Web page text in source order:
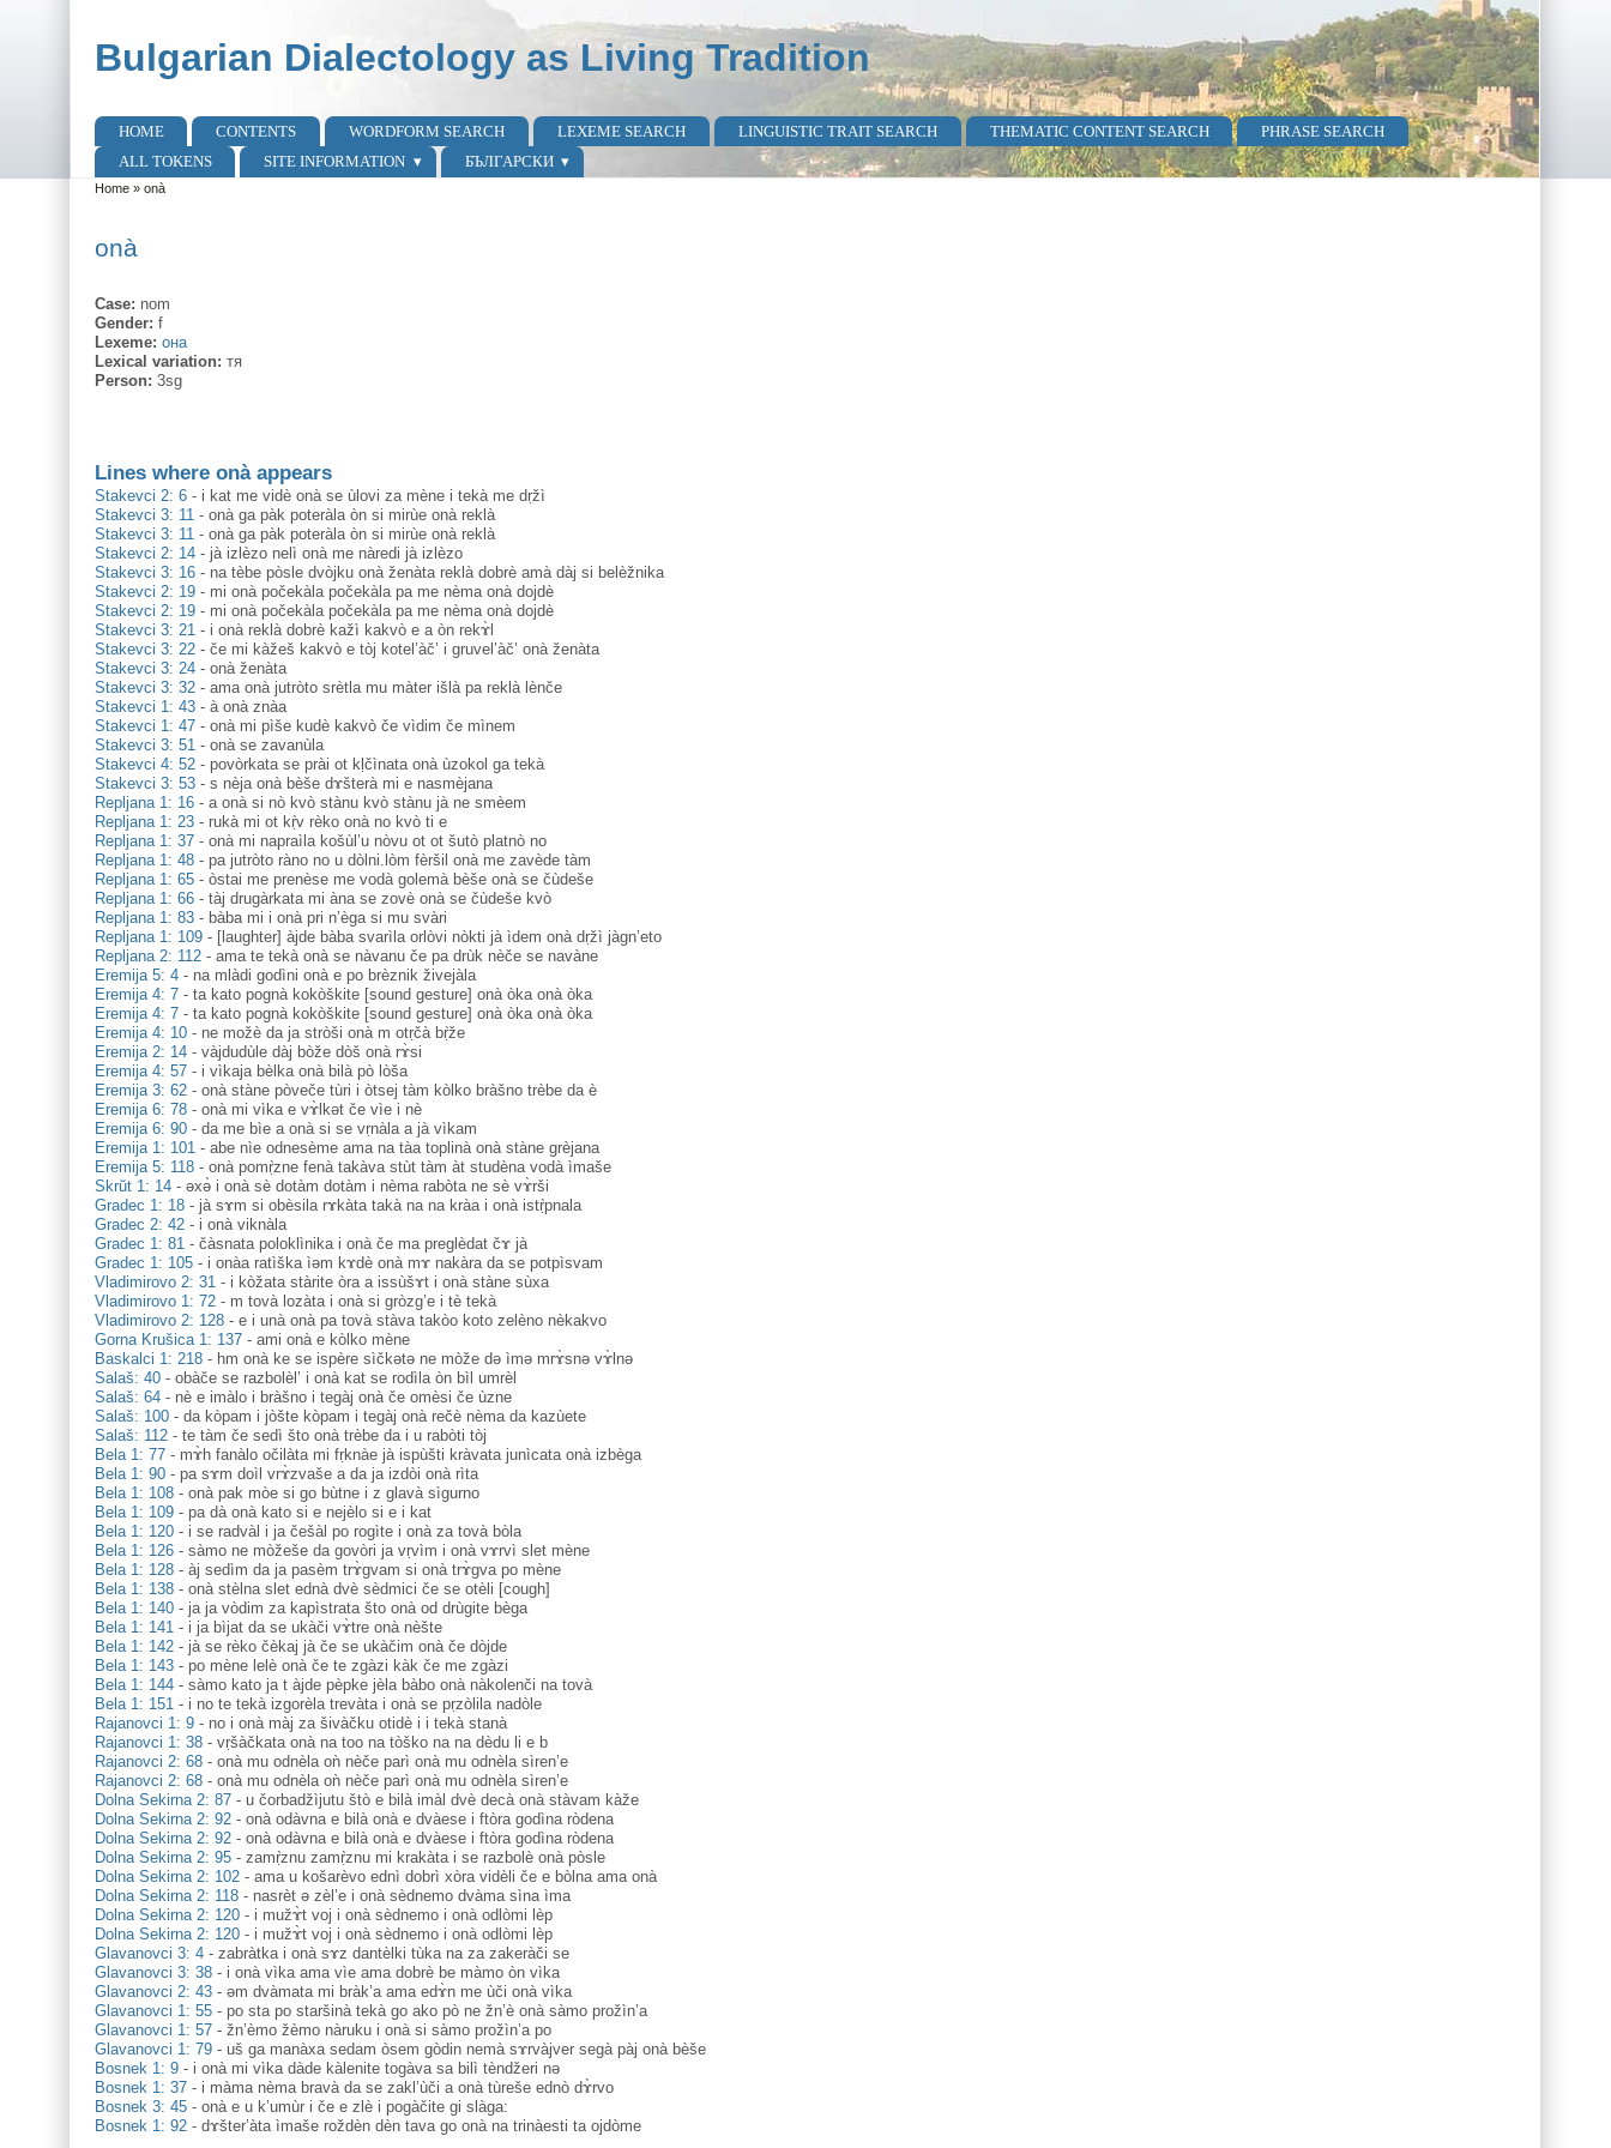
Bulgarian Dialectology as Living Tradition
Main menu
HOME CONTENTS WORDFORM SEARCH LEXEME SEARCH LINGUISTIC TRAIT SEARCH THEMATIC CONTENT SEARCH
PHRASE SEARCH
ALL TOKENS
SITE INFORMATION БЪЛГАРСКИ
You are here
Home» onà
onà
Case: nom
Gender: f
Lexeme: она
Lexical variation: тя
Person: 3sg
Lines where onà appears
Stakevci 2: 6 - i kat me vidè onà se ùlovi za mène i tekà me dṛžì
Stakevci 3: 11 - onà ga pàk poteràla òn si mirùe onà reklà
Stakevci 3: 11 - onà ga pàk poteràla òn si mirùe onà reklà
Stakevci 2: 14 - jà izlèzo nelì onà me nàredi jà izlèzo
Stakevci 3: 16 - na tèbe pòsle dvòjku onà ženàta reklà dobrè amà dàj si belèžnika
Stakevci 2: 19 - mi onà počekàla počekàla pa me nèma onà dojdè
Stakevci 2: 19 - mi onà počekàla počekàla pa me nèma onà dojdè
Stakevci 3: 21 - i onà reklà dobrè kažì kakvò e a òn rekɤ̀l
Stakevci 3: 22 - če mi kàžeš kakvò e tòj kotel’àč’ i gruvel’àč’ onà ženàta
Stakevci 3: 24 - onà ženàta
Stakevci 3: 32 - ama onà jutròto srètla mu màter išlà pa reklà lènče
Stakevci 1: 43 - à onà znàa
Stakevci 1: 47 - onà mi pìše kudè kakvò če vìdim če mìnem
Stakevci 3: 51 - onà se zavanùla
Stakevci 4: 52 - povòrkata se prài ot kḷčìnata onà ùzokol ga tekà
Stakevci 3: 53 - s nèja onà bèše dɤšterà mi e nasmèjana
Repljana 1: 16 - a onà si nò kvò stànu kvò stànu jà ne smèem
Repljana 1: 23 - rukà mi ot kṛ̀v rèko onà no kvò ti e
Repljana 1: 37 - onà mi napraìla košùl’u nòvu ot ot šutò platnò no
Repljana 1: 48 - pa jutròto ràno no u dòlni.lòm fèršil onà me zavède tàm
Repljana 1: 65 - òstai me prenèse me vodà golemà bèše onà se čùdeše
Repljana 1: 66 - tàj drugàrkata mi àna se zovè onà se čùdeše kvò
Repljana 1: 83 - bàba mi i onà pri n’èga si mu svàri
Repljana 1: 109 - [laughter] àjde bàba svarìla orlòvi nòkti jà ìdem onà dṛžì jàgn’eto
Repljana 2: 112 - ama te tekà onà se nàvanu če pa drùk nèče se navàne
Eremija 5: 4 - na mlàdi godìni onà e po brèznik živejàla
Eremija 4: 7 - ta kato pognà kokòškite [sound gesture] onà òka onà òka
Eremija 4: 7 - ta kato pognà kokòškite [sound gesture] onà òka onà òka
Eremija 4: 10 - ne možè da ja stròši onà m otṛčà bṛ̀že
Eremija 2: 14 - vàjdudùle dàj bòže dòš onà rɤ̀si
Eremija 4: 57 - i vìkaja bèlka onà bilà pò lòša
Eremija 3: 62 - onà stàne pòveče tùri i òtsej tàm kòlko bràšno trèbe da è
Eremija 6: 78 - onà mi vìka e vɤ̀lkət če vìe i nè
Eremija 6: 90 - da me bìe a onà si se vṛnàla a jà vìkam
Eremija 1: 101 - abe nìe odnesème ama na tàa toplinà onà stàne grèjana
Eremija 5: 118 - onà pomṛ̀zne fenà takàva stùt tàm àt studèna vodà ìmaše
Skrŭt 1: 14 - əxə̀ i onà sè dotàm dotàm i nèma rabòta ne sè vɤ̀rši
Gradec 1: 18 - jà sɤm si obèsila rɤkàta takà na na kràa i onà istṛ̀pnala
Gradec 2: 42 - i onà viknàla
Gradec 1: 81 - čàsnata poloklìnika i onà če ma preglèdat čɤ jà
Gradec 1: 105 - i onàa ratìška ìəm kɤdè onà mɤ nakàra da se potpìsvam
Vladimirovo 2: 31 - i kòžata stàrite òra a issùšɤt i onà stàne sùxa
Vladimirovo 1: 72 - m tovà lozàta i onà si gròzg’e i tè tekà
Vladimirovo 2: 128 - e i unà onà pa tovà stàva takòo koto zelèno nèkakvo
Gorna Krušica 1: 137 - ami onà e kòlko mène
Baskalci 1: 218 - hm onà ke se ispère sìčkәtә ne mòže dә ìmә mrɤ̀snә vɤ̀lnә
Salaš: 40 - obàče se razbolèl’ i onà kat se rodìla òn bìl umrèl
Salaš: 64 - nè e imàlo i bràšno i tegàj onà če omèsi če ùzne
Salaš: 100 - da kòpam i jòšte kòpam i tegàj onà rečè nèma da kazùete
Salaš: 112 - te tàm če sedì što onà trèbe da i u rabòti tòj
Bela 1: 77 - mɤ̀h fanàlo očilàta mi fṛknàe jà ispùšti kràvata junìcata onà izbèga
Bela 1: 90 - pa sɤm doìl vrɤ̀zvaše a da ja izdòi onà rìta
Bela 1: 108 - onà pak mòe si go bùtne i z glavà sìgurno
Bela 1: 109 - pa dà onà kato si e nejèlo si e i kat
Bela 1: 120 - i se radvàl i ja češàl po rogìte i onà za tovà bòla
Bela 1: 126 - sàmo ne mòžeše da govòri ja vṛvìm i onà vɤrvì slet mène
Bela 1: 128 - àj sedìm da ja pasèm trɤ̀gvam si onà trɤ̀gva po mène
Bela 1: 138 - onà stèlna slet ednà dvè sèdmici če se otèli [cough]
Bela 1: 140 - ja ja vòdim za kapìstrata što onà od drùgite bèga
Bela 1: 141 - i ja bìjat da se ukàči vɤ̀tre onà nèšte
Bela 1: 142 - jà se rèko čèkaj jà če se ukàčim onà če dòjde
Bela 1: 143 - po mène lelè onà če te zgàzi kàk če me zgàzi
Bela 1: 144 - sàmo kato ja t àjde pèpke jèla bàbo onà nàkolenči na tovà
Bela 1: 151 - i no te tekà izgorèla trevàta i onà se pṛzòlila nadòle
Rajanovci 1: 9 - no i onà màj za šivàčku otidè i i tekà stanà
Rajanovci 1: 38 - vṛšàčkata onà na too na tòško na na dèdu li e b
Rajanovci 2: 68 - onà mu odnèla oǹ nèče parì onà mu odnèla sìren’e
Rajanovci 2: 68 - onà mu odnèla oǹ nèče parì onà mu odnèla sìren’e
Dolna Sekirna 2: 87 - u čorbadžìjutu štò e bilà imàl dvè decà onà stàvam kàže
Dolna Sekirna 2: 92 - onà odàvna e bilà onà e dvàese i ftòra godìna ròdena
Dolna Sekirna 2: 92 - onà odàvna e bilà onà e dvàese i ftòra godìna ròdena
Dolna Sekirna 2: 95 - zamṛ̀znu zamṛ̀znu mi krakàta i se razbolè onà pòsle
Dolna Sekirna 2: 102 - ama u košarèvo ednì dobrì xòra vidèli če e bòlna ama onà
Dolna Sekirna 2: 118 - nasrèt ə zèl’e i onà sèdnemo dvàma sìna ìma
Dolna Sekirna 2: 120 - i mužɤ̀t voj i onà sèdnemo i onà odlòmi lèp
Dolna Sekirna 2: 120 - i mužɤ̀t voj i onà sèdnemo i onà odlòmi lèp
Glavanovci 3: 4 - zabràtka i onà sɤz dantèlki tùka na za zakeràči se
Glavanovci 3: 38 - i onà vìka ama vìe ama dobrè be màmo òn vìka
Glavanovci 2: 43 - əm dvàmata mi bràk’a ama edɤ̀n me ùči onà vìka
Glavanovci 1: 55 - po sta po staršinà tekà go ako pò ne žn’è onà sàmo prožìn’a
Glavanovci 1: 57 - žn’èmo žèmo nàruku i onà si sàmo prožìn’a po
Glavanovci 1: 79 - uš ga manàxa sedam òsem gòdin nemà sɤrvàjver segà pàj onà bèše
Bosnek 1: 9 - i onà mi vìka dàde kàlenite togàva sa bilì tèndžeri nə
Bosnek 1: 37 - i màma nèma bravà da se zakl’ùči a onà tùreše ednò dɤ̀rvo
Bosnek 3: 45 - onà e u k’umùr i če e zlè i pogàčite gi slàga:
Bosnek 1: 92 - dɤšter’àta ìmaše roždèn dèn tava go onà na trinàesti ta ojdòme